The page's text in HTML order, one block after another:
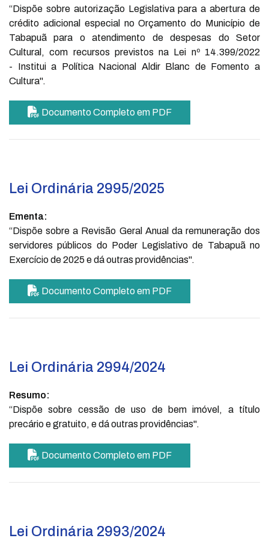
“Dispõe sobre autorização Legislativa para a abertura de
crédito adicional especial no Orçamento do Município de
Tabapuã para o atendimento de despesas do Setor
Cultural, com recursos previstos na Lei nº 14.399/2022
- Institui a Política Nacional Aldir Blanc de Fomento a
Cultura".
Documento Completo em PDF
Lei Ordinária 2995/2025
Ementa:
“Dispõe sobre a Revisão Geral Anual da remuneração dos
servidores públicos do Poder Legislativo de Tabapuã no
Exercício de 2025 e dá outras providências".
Documento Completo em PDF
Lei Ordinária 2994/2024
Resumo:
“Dispõe sobre cessão de uso de bem imóvel, a título
precário e gratuito, e dá outras providências".
Documento Completo em PDF
Lei Ordinária 2993/2024